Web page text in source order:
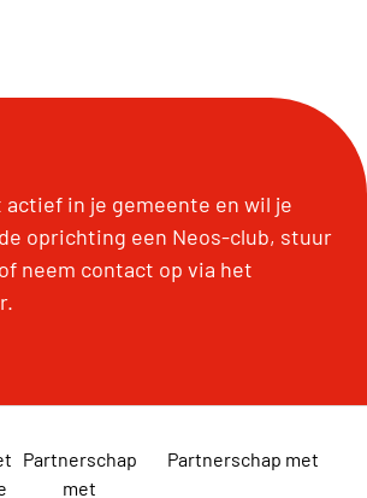
actief in je gemeente en wil je
oprichting een Neos-club, stuur
neem contact op via het
Partnerschap
met
Partnerschap met